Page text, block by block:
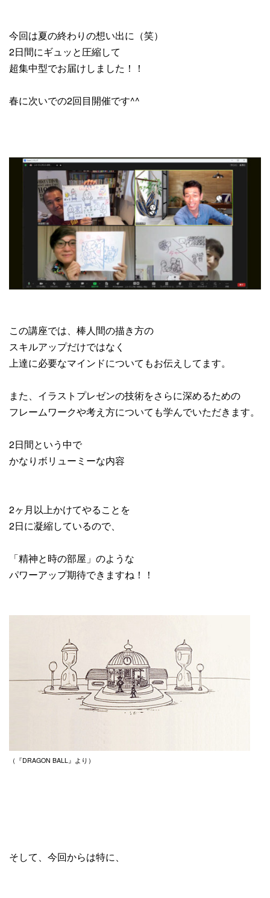
今回は夏の終わりの想い出に（笑）
2日間にギュッと圧縮して
超集中型でお届けしました！！
春に次いでの2回目開催です^^
この講座では、棒人間の描き方の
スキルアップだけではなく
上達に必要なマインドについてもお伝えしてます。
また、イラストプレゼンの技術をさらに深めるための
フレームワークや考え方についても学んでいただきます。
2日間という中で
かなりボリューミーな内容
2ヶ月以上かけてやることを
2日に凝縮しているので、
「精神と時の部屋」のような
パワーアップ期待できますね！！
（『DRAGON BALL』より）
そして、今回からは特に、